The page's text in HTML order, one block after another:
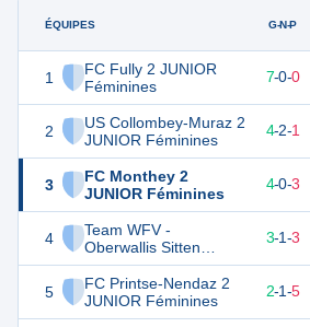
ÉQUIPES
1
FC Fully 2 JUNIOR
Féminines
2
US Collombey-Muraz 2
JUNIOR Féminines
3
FC Monthey 2
JUNIOR Féminines
4
Team WFV -
Oberwallis Sitten
JUNIOR Féminines
5
FC Printse-Nendaz 2
JUNIOR Féminines
G-N-P
21 7-0-0
14 7 4-2-1
12 4-0-3
3-1-3
7 2-1-5